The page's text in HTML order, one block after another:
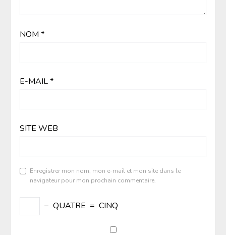
NOM *
E-MAIL*
SITE WEB
Enregistrer mon nom, mon e-mail et mon site dans le
navigateur pour mon prochain commentaire.
− QUATRE = CINQ